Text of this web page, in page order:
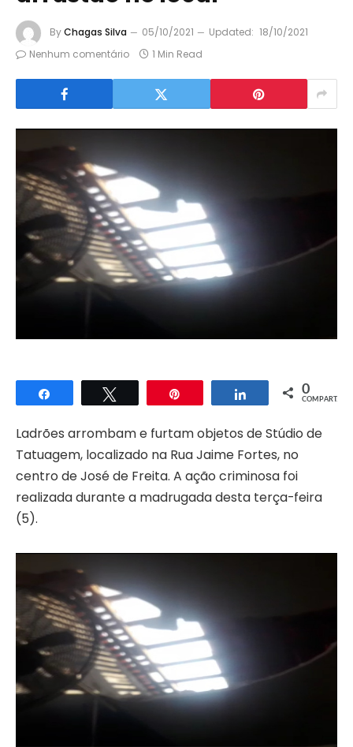
ByChagas Silva 05/10/2021 Updated: 18/10/2021
Nenhum comentário
1 Min Read
Compartilhar Compartilhar
0
COMPART.
Ladrões arrombam e furtam objetos de Stúdio de
Tatuagem, localizado na Rua Jaime Fortes, no
centro de José de Freita. A ação criminosa foi
realizada durante a madrugada desta terça-feira
(5).